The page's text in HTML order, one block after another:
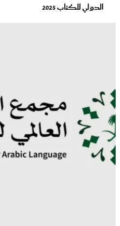
الدولي للكتاب 2025